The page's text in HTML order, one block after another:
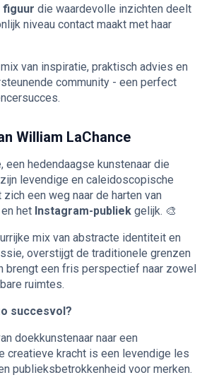
figuur die waardevolle inzichten deelt
niveau contact maakt met haar
van inspiratie, praktisch advies en
community - een perfect
William LaChance
een hedendaagse kunstenaar die
levendige en caleidoscopische
een weg naar de harten van
het Instagram-publiek gelijk. 🎨
mix van abstracte identiteit en
overstijgt de traditionele grenzen
brengt een fris perspectief naar zowel
ruimtes.
succesvol?
doekkunstenaar naar een
creatieve kracht is een levendige les
publieksbetrokkenheid voor merken.